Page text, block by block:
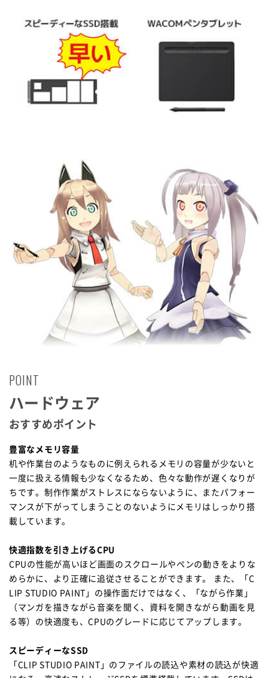
POINT
ハードウェア
おすすめポイント
豊富なメモリ容量
机や作業台のようなものに例えられるメモリの容量が少ないと
一度に扱える情報も少なくなるため、色々な動作が遅くなりが
ちです。制作作業がストレスにならないように、またパフォー
マンスが下がってしまうことのないようにメモリはしっかり搭
載しています。
快適指数を引き上げるCPU
CPUの性能が高いほど画面のスクロールやペンの動きをよりな
めらかに、より正確に追従させることができます。 また、「C
LIP STUDIO PAINT」の操作面だけではなく、「ながら作業」
（マンガを描きながら音楽を聞く、資料を開きながら動画を見
る等）の快適度も、CPUのグレードに応じてアップします。
スピーディーなSSD
「CLIP STUDIO PAINT」のファイルの読込や素材の読込が快適